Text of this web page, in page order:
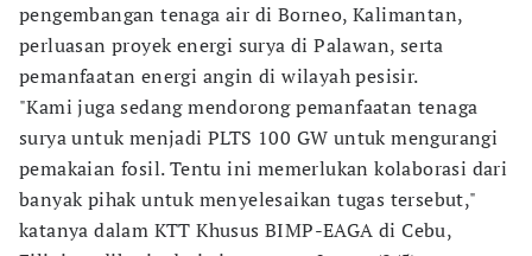
pengembangan tenaga air di Borneo, Kalimantan,
perluasan proyek energi surya di Palawan, serta
pemanfaatan energi angin di wilayah pesisir.
"Kami juga sedang mendorong pemanfaatan tenaga
surya untuk menjadi PLTS 100 GW untuk mengurangi
pemakaian fosil. Tentu ini memerlukan kolaborasi dari
banyak pihak untuk menyelesaikan tugas tersebut,"
katanya dalam KTT Khusus BIMP-EAGA di Cebu,